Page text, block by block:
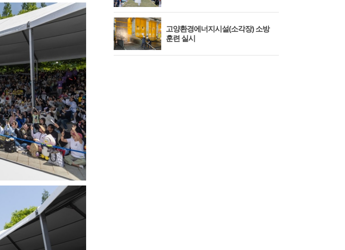
제30회 고양특례시장기 배드민턴대
회 개최
고양환경에너지시설(소각장) 소방
훈련 실시